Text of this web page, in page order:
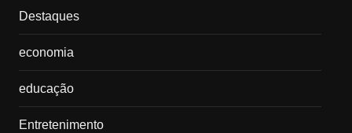
Destaques
economia
educação
Entretenimento